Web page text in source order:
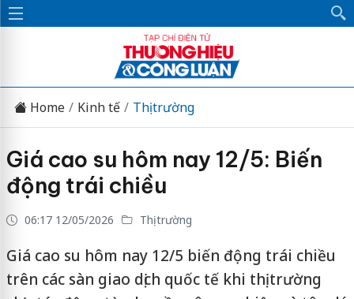
Home Kinh tế Thị trường
Giá cao su hôm nay 12/5: Biến
động trái chiều
06:17 12/05/2026 Thị trường
Giá cao su hôm nay 12/5 biến động trái chiều
trên các sàn giao dịch quốc tế khi thị trường